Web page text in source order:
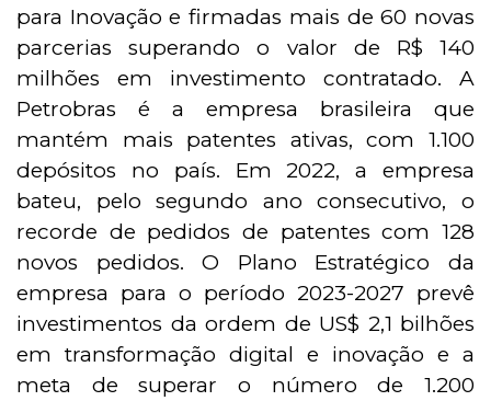
para Inovação e firmadas mais de 60 novas
parcerias superando o valor de R$ 140
milhões em investimento contratado. A
Petrobras é a empresa brasileira que
mantém mais patentes ativas, com 1.100
depósitos no país. Em 2022, a empresa
bateu, pelo segundo ano consecutivo, o
recorde de pedidos de patentes com 128
novos pedidos. O Plano Estratégico da
empresa para o período 2023-2027 prevê
investimentos da ordem de US$ 2,1 bilhões
em transformação digital e inovação e a
meta de superar o número de 1.200